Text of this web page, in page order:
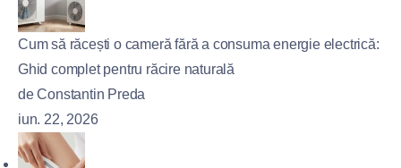
Cum să răcești o cameră fără a consuma energie electrică:
Ghid complet pentru răcire naturală
de Constantin Preda
iun. 22, 2026